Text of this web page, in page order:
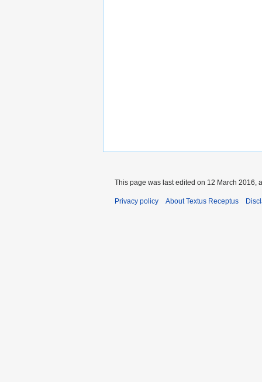
This page was last edited on 12 March 2016,
Privacy policy About Textus Receptus